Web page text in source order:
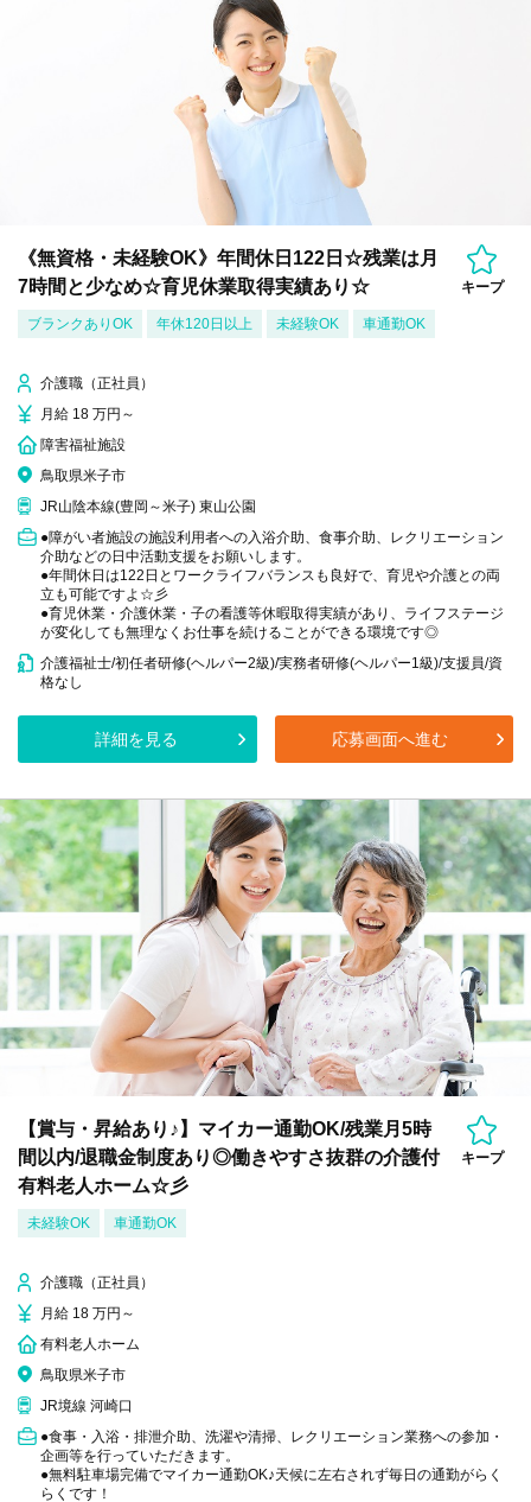
《無資格・未経験OK》年間休日122日☆残業は月
7時間と少なめ☆育児休業取得実績あり☆
キープ
ブランクありOK 年休120日以上 未経験OK 車通勤OK
介護職（正社員）
月給 18 万円～
障害福祉施設
鳥取県米子市
JR山陰本線(豊岡～米子) 東山公園
●障がい者施設の施設利用者への入浴介助、食事介助、レクリエーション
介助などの日中活動支援をお願いします。
●年間休日は122日とワークライフバランスも良好で、育児や介護との両
立も可能ですよ☆彡
●育児休業・介護休業・子の看護等休暇取得実績があり、ライフステージ
が変化しても無理なくお仕事を続けることができる環境です◎
介護福祉士/初任者研修(ヘルパー2級)/実務者研修(ヘルパー1級)/支援員/資
格なし
詳細を見る 応募画面へ進む
【賞与・昇給あり♪】マイカー通勤OK/残業月5時
間以内/退職金制度あり◎働きやすさ抜群の介護付
有料老人ホーム☆彡
キープ
未経験OK 車通勤OK
介護職（正社員）
月給 18 万円～
有料老人ホーム
鳥取県米子市
JR境線 河崎口
●食事・入浴・排泄介助、洗濯や清掃、レクリエーション業務への参加・
企画等を行っていただきます。
●無料駐車場完備でマイカー通勤OK♪天候に左右されず毎日の通勤がらく
らくです！